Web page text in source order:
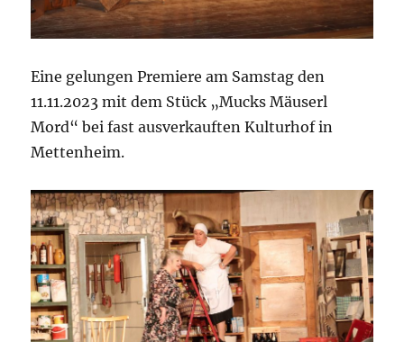
Eine gelungen Premiere am Samstag den
11.11.2023 mit dem Stück „Mucks Mäuserl
Mord“ bei fast ausverkauften Kulturhof in
Mettenheim.